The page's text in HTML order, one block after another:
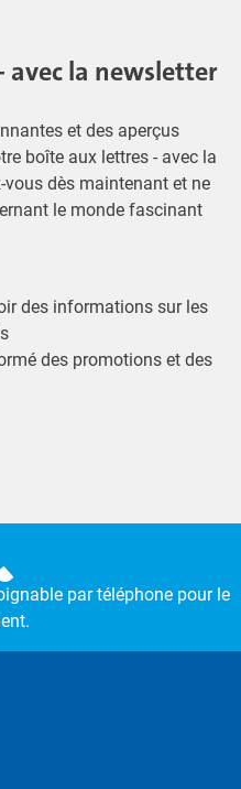
avec la newsletter
et des aperçus
boîte aux lettres - avec la
vous dès maintenant et ne
le monde fascinant
des informations sur les
des promotions et des
par téléphone pour le